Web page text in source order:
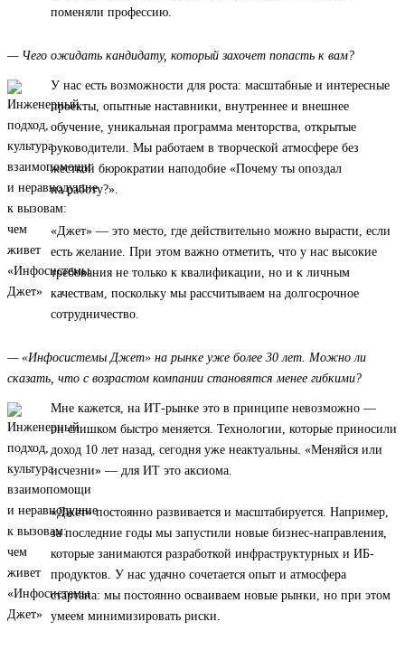
поменяли профессию.
— Чего ожидать кандидату, который захочет попасть к вам?
У нас есть возможности для роста: масштабные и интересные
проекты, опытные наставники, внутреннее и внешнее
обучение, уникальная программа менторства, открытые
руководители. Мы работаем в творческой атмосфере без
жесткой бюрократии наподобие «Почему ты опоздал
на работу?».
«Джет» — это место, где действительно можно вырасти, если
есть желание. При этом важно отметить, что у нас высокие
требования не только к квалификации, но и к личным
качествам, поскольку мы рассчитываем на долгосрочное
сотрудничество.
— «Инфосистемы Джет» на рынке уже более 30 лет. Можно ли
сказать, что с возрастом компании становятся менее гибкими?
Мне кажется, на ИТ-рынке это в принципе невозможно —
он слишком быстро меняется. Технологии, которые приносили
доход 10 лет назад, сегодня уже неактуальны. «Меняйся или
исчезни» — для ИТ это аксиома.
«Джет» постоянно развивается и масштабируется. Например,
за последние годы мы запустили новые бизнес-направления,
которые занимаются разработкой инфраструктурных и ИБ-
продуктов. У нас удачно сочетается опыт и атмосфера
стартапа: мы постоянно осваиваем новые рынки, но при этом
умеем минимизировать риски.